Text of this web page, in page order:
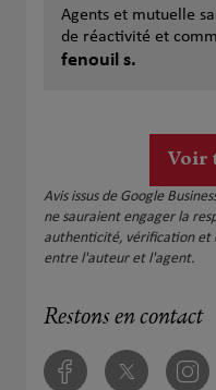
Agents et mutuelle
de réactivité et
Plus de 4 mois pour
noter également
concurrents pour les
vous les déconseille
fenouil s.
Voir
Avis issus de Google
ne sauraient engager la
authenticité, vérification et
entre l'auteur et l'agent.
Restons en contact
FacebookTwitter